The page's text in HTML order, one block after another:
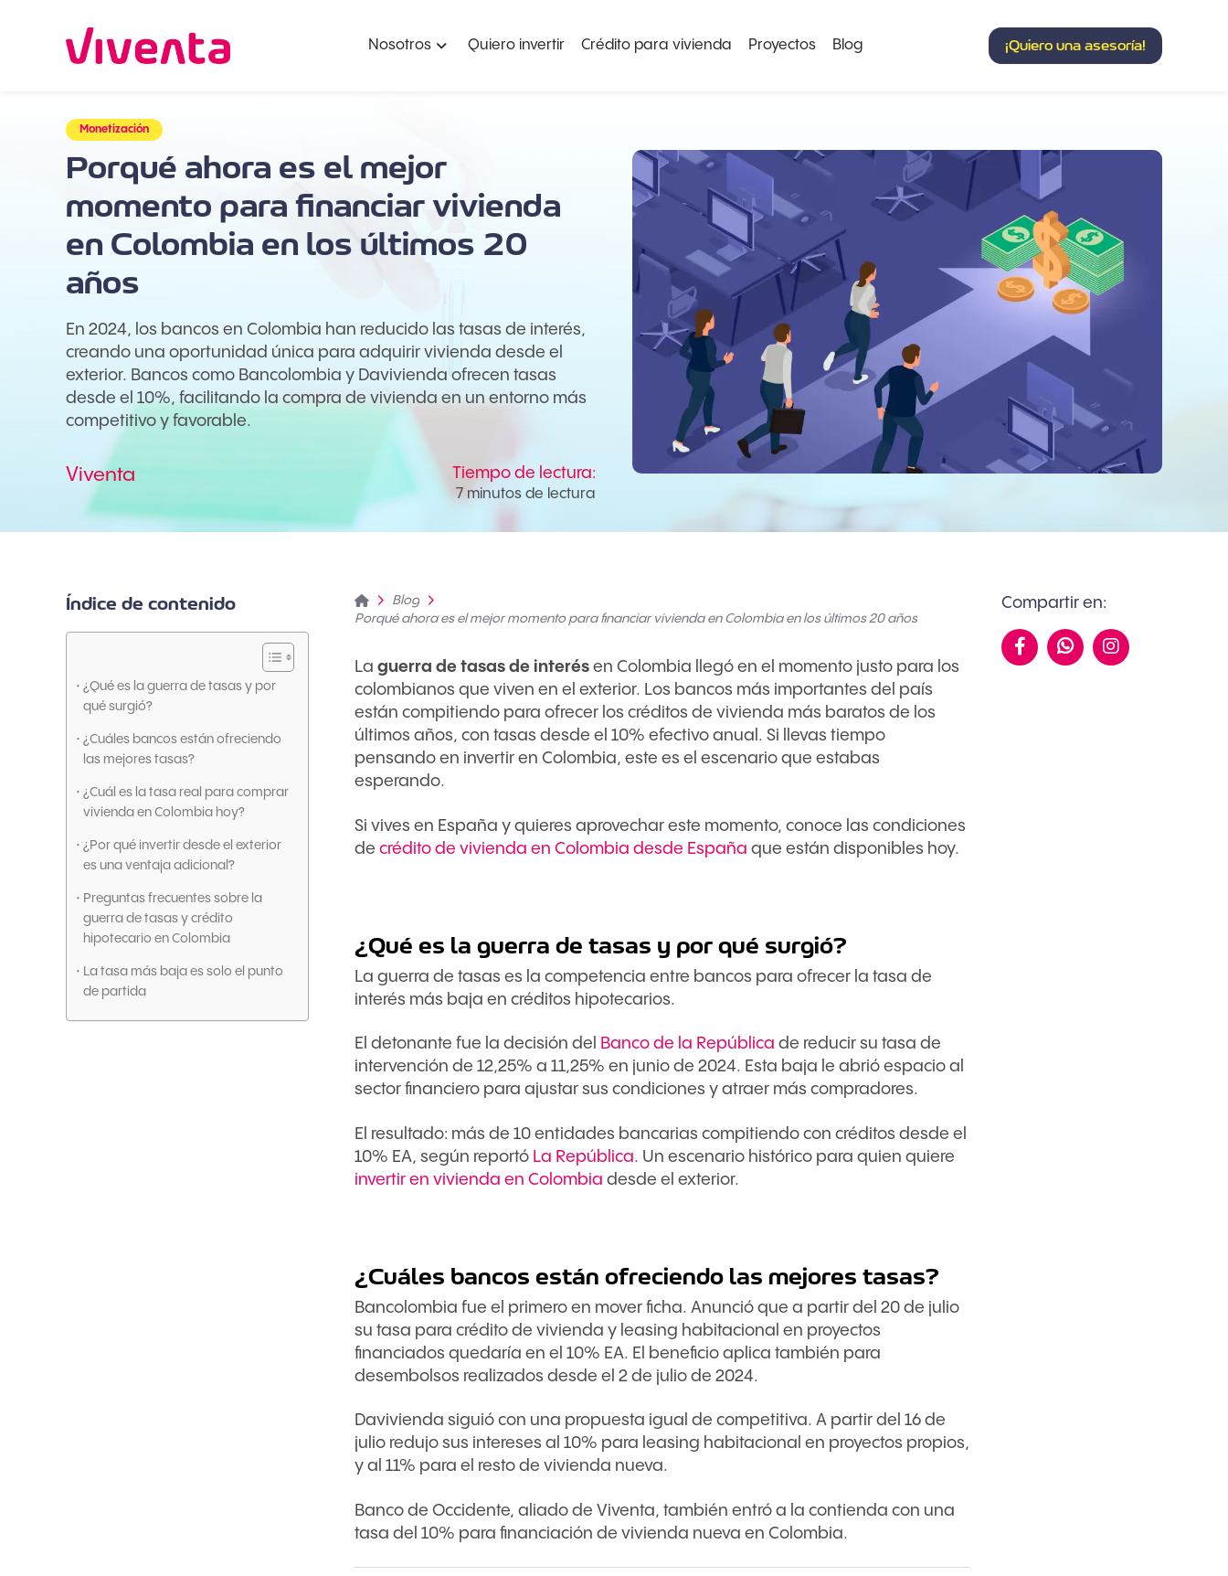
Nosotros Quiero invertir Crédito para vivienda Proyectos Blog ¡Quiero una asesoría!
Monetización
Porqué ahora es el mejor
momento para financiar vivienda
en Colombia en los últimos 20
años
En 2024, los bancos en Colombia han reducido las tasas de interés,
creando una oportunidad única para adquirir vivienda desde el
exterior. Bancos como Bancolombia y Davivienda ofrecen tasas
desde el 10%, facilitando la compra de vivienda en un entorno más
competitivo y favorable.
Viventa Tiempo de lectura:
7 minutos de lectura
Índice de contenido
¿Qué es la guerra de tasas y por
qué surgió?
¿Cuáles bancos están ofreciendo
las mejores tasas?
¿Cuál es la tasa real para comprar
vivienda en Colombia hoy?
¿Por qué invertir desde el exterior
es una ventaja adicional?
Preguntas frecuentes sobre la
guerra de tasas y crédito
hipotecario en Colombia
La tasa más baja es solo el punto
de partida
HomeBlog
Porqué ahora es el mejor momento para financiar vivienda en Colombia en los últimos 20 años
Laguerra de tasas de interés en Colombia llegó en el momento justo para los
colombianos que viven en el exterior. Los bancos más importantes del país
están compitiendo para ofrecer los créditos de vivienda más baratos de los
últimos años, con tasas desde el 10% efectivo anual. Si llevas tiempo
pensando en invertir en Colombia, este es el escenario que estabas
esperando.
Si vives en España y quieres aprovechar este momento, conoce las condiciones
de crédito de vivienda en Colombia desde España que están disponibles hoy.
¿Qué es la guerra de tasas y por qué surgió?
La guerra de tasas es la competencia entre bancos para ofrecer la tasa de
interés más baja en créditos hipotecarios.
El detonante fue la decisión del Banco de la República de reducir su tasa de
intervención de 12,25% a 11,25% en junio de 2024. Esta baja le abrió espacio al
sector financiero para ajustar sus condiciones y atraer más compradores.
El resultado: más de 10 entidades bancarias compitiendo con créditos desde el
10% EA, según reportó La República. Un escenario histórico para quien quiere
invertir en vivienda en Colombia desde el exterior.
¿Cuáles bancos están ofreciendo las mejores tasas?
Bancolombia fue el primero en mover ficha. Anunció que a partir del 20 de julio
su tasa para crédito de vivienda y leasing habitacional en proyectos
financiados quedaría en el 10% EA. El beneficio aplica también para
desembolsos realizados desde el 2 de julio de 2024.
Davivienda siguió con una propuesta igual de competitiva. A partir del 16 de
julio redujo sus intereses al 10% para leasing habitacional en proyectos propios,
y al 11% para el resto de vivienda nueva.
Banco de Occidente, aliado de Viventa, también entró a la contienda con una
tasa del 10% para financiación de vivienda nueva en Colombia.
Compartir en:
